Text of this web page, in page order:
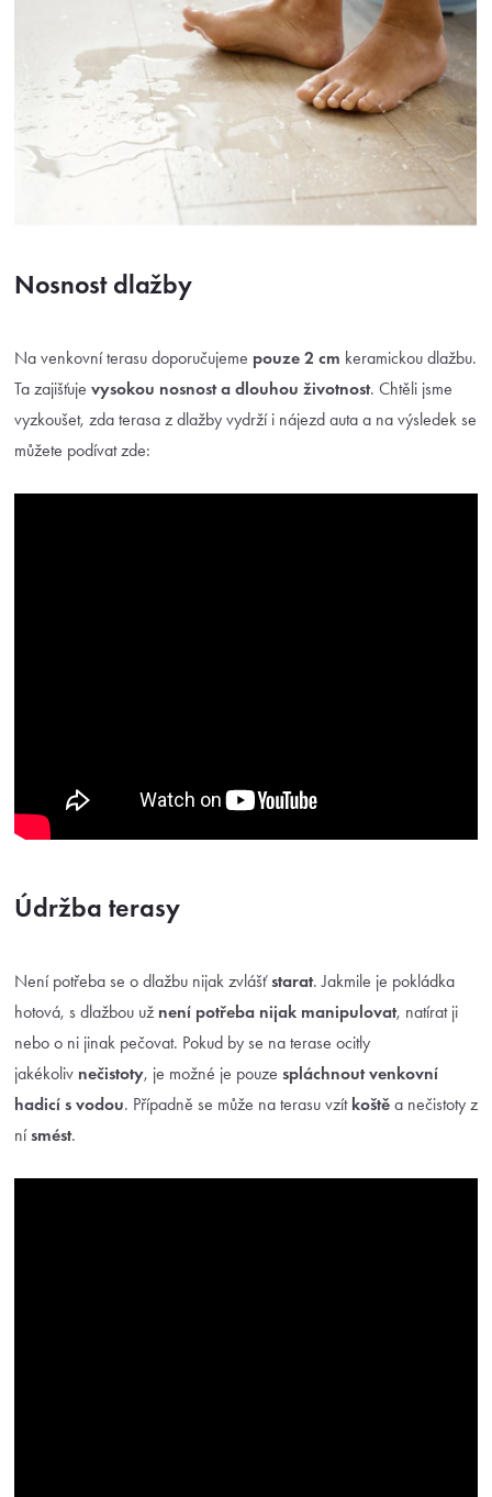
Nosnost dlažby
Na venkovní terasu doporučujeme pouze 2 cm keramickou dlažbu.
Ta zajišťuje vysokou nosnost a dlouhou životnost. Chtěli jsme
vyzkoušet, zda terasa z dlažby vydrží i nájezd auta a na výsledek se
můžete podívat zde:
Údržba terasy
Není potřeba se o dlažbu nijak zvlášťstarat. Jakmile je pokládka
hotová, s dlažbou už není potřeba nijak manipulovat, natírat ji
nebo o ni jinak pečovat. Pokud by se na terase ocitly
jakékoliv nečistoty, je možné je pouze spláchnout venkovní
hadicí s vodou. Případně se může na terasu vzít koště a nečistoty z
nísmést.